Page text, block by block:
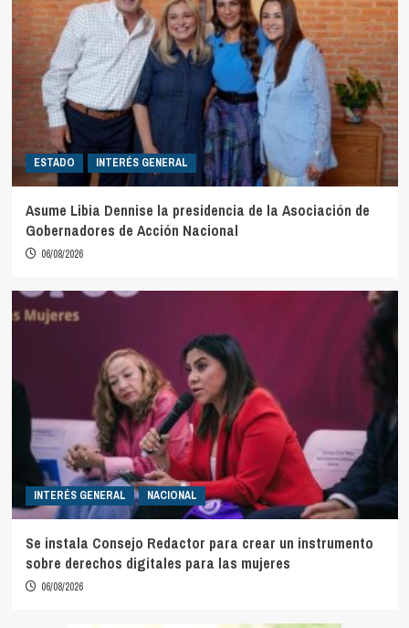
ESTADO INTERÉS GENERAL
Asume Libia Dennise la presidencia de la Asociación de
Gobernadores de Acción Nacional
06/08/2026
INTERÉS GENERAL NACIONAL
Se instala Consejo Redactor para crear un instrumento
sobre derechos digitales para las mujeres
06/08/2026